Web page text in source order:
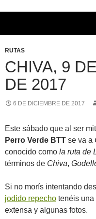
CONTENIDO
RUTAS
CHIVA, 9
DE 2017
6 DE DICIEMBRE DE 2017
Este sábado que al ser
Perro Verde BTT se va a
conocido como la ruta de
términos de Chiva,
Si no morís intentando
jodido repecho tenéis una
extensa y algunas fotos.